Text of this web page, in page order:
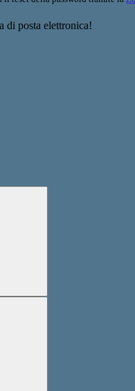
di posta elettronica!